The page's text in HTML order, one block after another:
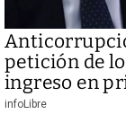
petición de
ingreso en
infoLibre